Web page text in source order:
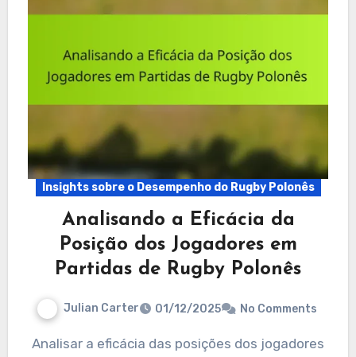
Insights sobre o Desempenho do Rugby Polonês
Analisando a Eficácia da
Posição dos Jogadores em
Partidas de Rugby Polonês
Julian Carter 01/12/2025 No Comments
Analisar a eficácia das posições dos jogadores